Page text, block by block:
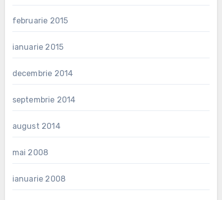
februarie 2015
ianuarie 2015
decembrie 2014
septembrie 2014
august 2014
mai 2008
ianuarie 2008